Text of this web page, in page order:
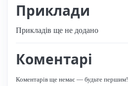
Приклади
Прикладів ще не додано
Коментарі
Коментарів ще немає — будьте першим!